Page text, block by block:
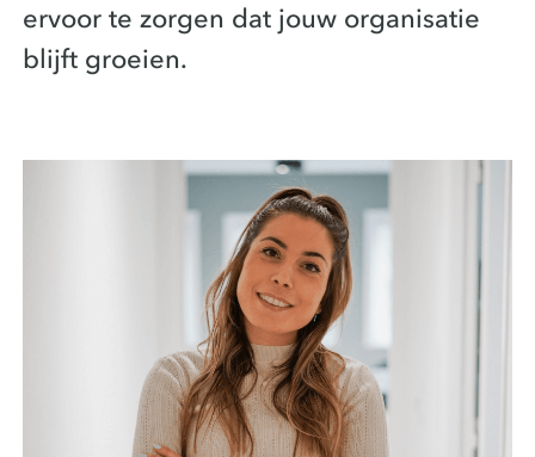
ervoor te zorgen dat jouw organisatie
blijft groeien.